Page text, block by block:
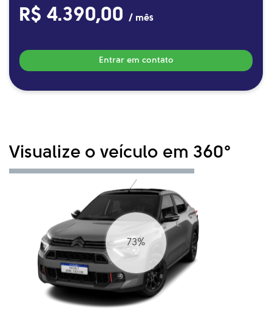
R$ 4.390,00 / mês
Entrar em contato
Visualize o veículo em 360°
83%